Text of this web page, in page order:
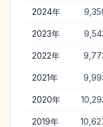
2024年
2023年
2022年
2021年
2020年
2019年